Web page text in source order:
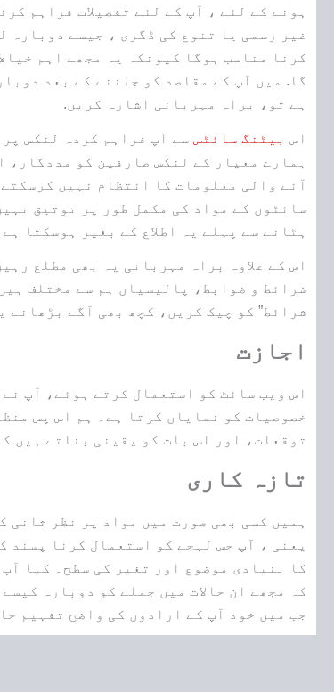
ہونے کے لئے ، آپ کے لئے تفصیلات فراہم
غیر رسمی یا تنوع کی ڈگری ، جیسے دوبارہ
کرنا مناسب ہوگا کیونکہ یہ مجھے اہم
گا. میں آپ کے مقاصد کو جاننے کے بعد
ہے تو، براہ مہربانی اشارہ کریں.
اس بیٹنگ سائٹس سے آپ فراہم کردہ لنکس
ہمارے معیار کے لنکس صارفین کو مددگار،
آنے والی معلومات کا انتظام نہیں
سائٹوں کے مواد کی مکمل طور پر توثیق
ہٹانے سے پہلے یہ اطلاع کے بغیر ہوسکتا ہے۔
اس کے علاوہ براہ مہربانی یہ بھی مطلع
شرائط و ضوابط، پالیسیاں ہم سے مختلف
شرائط” کو چیک کریں، کچھ بھی آگے
اجازت
اس ویب سائٹ کو استعمال کرتے ہوئے، آپ
خصوصیات کو نمایاں کرتا ہے۔ ہم اس پس
توقعات، اور اس بات کو یقینی بناتے ہیں
تازہ کاری
ہمیں کسی بھی صورت میں مواد پر نظر
یعنی ، آپ جس لہجے کو استعمال کرنا پسند
کا بنیادی موضوع اور تغیر کی سطح۔ کیا
کہ مجھے ان حالات میں جملے کو دوبارہ
جب میں خود آپ کے ارادوں کی واضح تفہیم